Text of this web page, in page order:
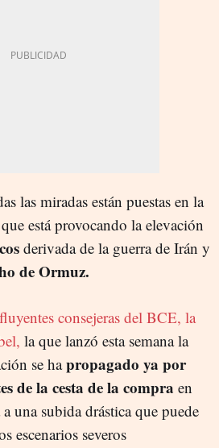
las miradas están puestas en la
está provocando la elevación
derivada de la guerra de Irán y
de Ormuz.
consejeras del BCE, la
la que lanzó esta semana la
se hapropagado ya por
de la cesta de la compra en
una subida drástica que puede
escenarios severos